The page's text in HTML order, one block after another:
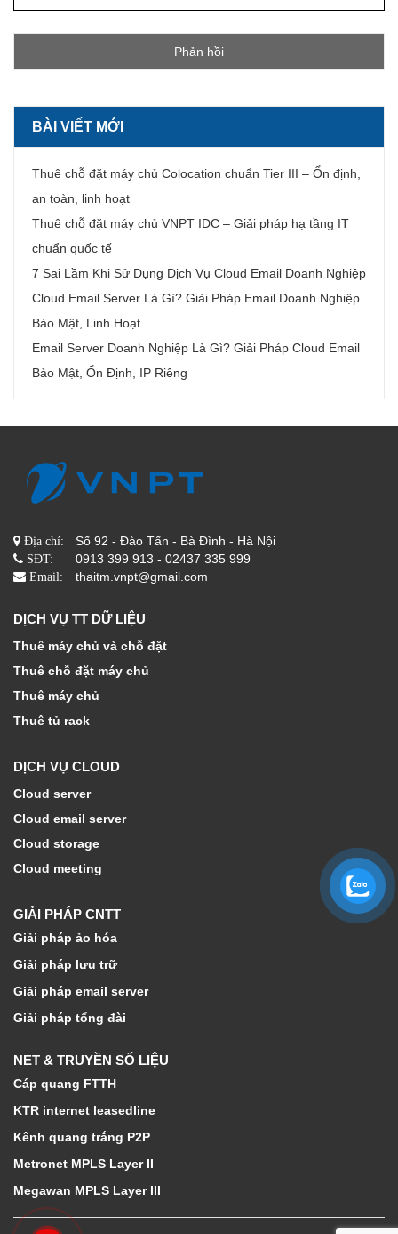
BÀI VIẾT MỚI
Thuê chỗ đặt máy chủ Colocation chuẩn Tier III – Ổn định,
an toàn, linh hoạt
Thuê chỗ đặt máy chủ VNPT IDC – Giải pháp hạ tầng IT
chuẩn quốc tế
7 Sai Lầm Khi Sử Dụng Dịch Vụ Cloud Email Doanh Nghiệp
Cloud Email Server Là Gì? Giải Pháp Email Doanh Nghiệp
Bảo Mật, Linh Hoạt
Email Server Doanh Nghiệp Là Gì? Giải Pháp Cloud Email
Bảo Mật, Ổn Định, IP Riêng
Địa chỉ: Số 92 - Đào Tấn - Bà Đình - Hà Nội
SĐT: 0913 399 913 - 02437 335 999
Email: thaitm.vnpt@gmail.com
DỊCH VỤ TT DỮ LIỆU
Thuê máy chủ và chỗ đặt
Thuê chỗ đặt máy chủ
Thuê máy chủ
Thuê tủ rack
DỊCH VỤ CLOUD
Cloud server
Cloud email server
Cloud storage
Cloud meeting
GIẢI PHÁP CNTT
Giải pháp ảo hóa
Giải pháp lưu trữ
Giải pháp email server
Giải pháp tổng đài
NET & TRUYỀN SỐ LIỆU
Cáp quang FTTH
KTR internet leasedline
Kênh quang trắng P2P
Metronet MPLS Layer II
Megawan MPLS Layer III